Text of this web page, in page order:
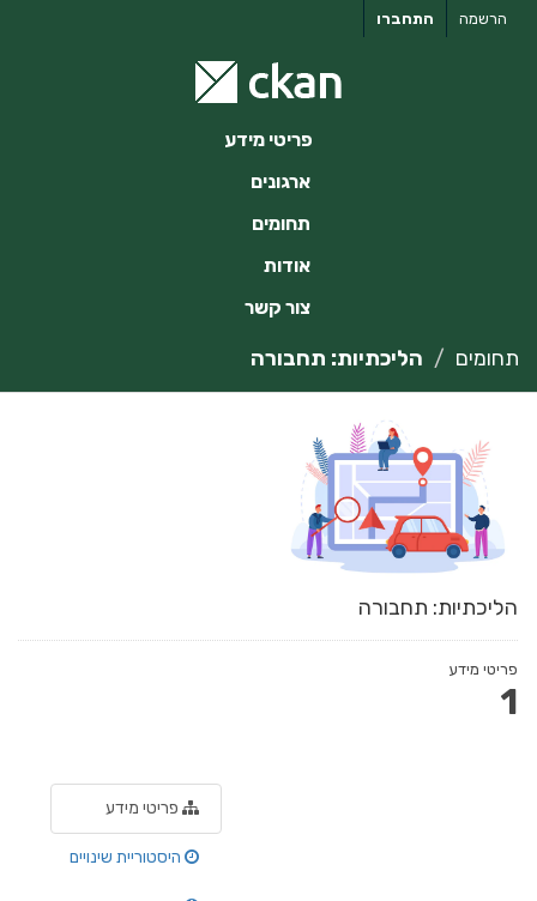
התחברו הרשמה
פריטי מידע
ארגונים
תחומים
אודות
צור קשר
תחומים הליכתיות: תחבורה
הליכתיות: תחבורה
פריטי מידע
1
פריטי מידע
היסטוריית שינויים